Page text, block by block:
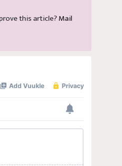
this article?Mail